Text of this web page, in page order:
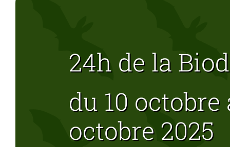
24h de la
du 10 octobre
octobre 2025